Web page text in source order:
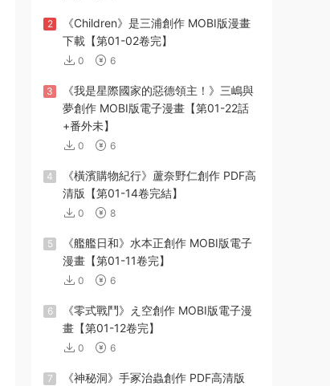
2
《Children》是三浦創作 MOBI版漫畫
下載【第01-02卷完】
0 6
3
《我是星際國家的惡德領主！》三嶋與
夢創作 MOBI版電子漫畫【第01-22話
+番外未】
0 6
4
《橫濱購物紀行》蘆奈野仁創作 PDF高
清版【第01-14卷完結】
0 8
5
《艦艦日和》水本正創作 MOBI版電子
漫畫【第01-11卷完】
0 6
6
《零式戰鬥》え空創作 MOBI版電子漫
畫【第01-12卷完】
0 6
7
《神秘洞》手冢治蟲創作 PDF高清版